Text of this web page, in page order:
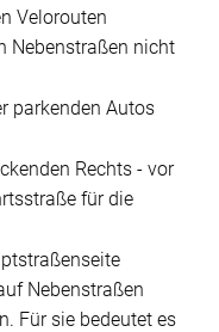
Velorouten
Nebenstraßen nicht
parkenden Autos
Rechts - vor
für die
Nebenstraßen
Für sie bedeutet es